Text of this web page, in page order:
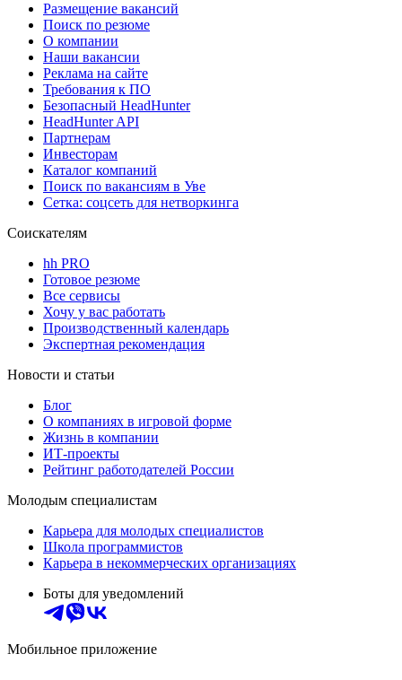
Размещение вакансий
Поиск по резюме
О компании
Наши вакансии
Реклама на сайте
Требования к ПО
Безопасный HeadHunter
HeadHunter API
Партнерам
Инвесторам
Каталог компаний
Поиск по вакансиям в Уве
Сетка: соцсеть для нетворкинга
Соискателям
hh PRO
Готовое резюме
Все сервисы
Хочу у вас работать
Производственный календарь
Экспертная рекомендация
Новости и статьи
Блог
О компаниях в игровой форме
Жизнь в компании
ИТ-проекты
Рейтинг работодателей России
Молодым специалистам
Карьера для молодых специалистов
Школа программистов
Карьера в некоммерческих организациях
Боты для уведомлений
Мобильное приложение